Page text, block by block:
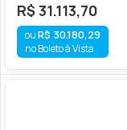
R$31.113,70
R$ 30.180,29
no Boleto à Vista